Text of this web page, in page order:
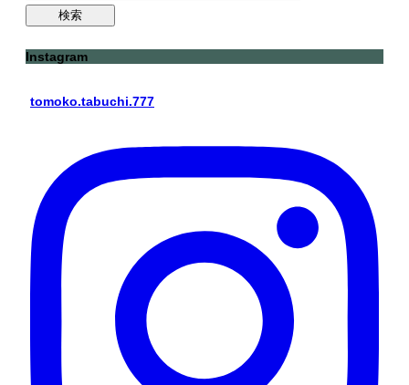
Instagram
tomoko.tabuchi.777